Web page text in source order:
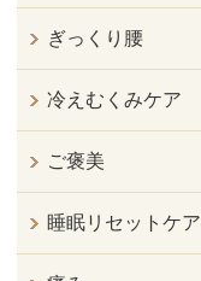
ぎっくり腰
冷えむくみケア
ご褒美
睡眠リセットケア